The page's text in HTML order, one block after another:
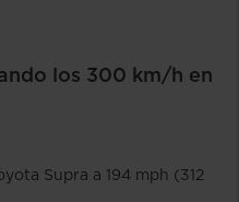
los 300 km/h en
Supra a 194 mph (312